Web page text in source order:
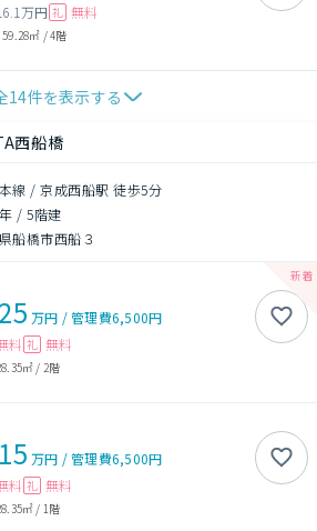
万円 礼 無料
59.28㎡ /4階
14件を表示する
西船橋
線 / 京成西船駅 徒歩5分
/5階建
船橋市西船３
万円 /管理費6,500円
料 礼 無料
㎡ / 2階
万円 /管理費6,500円
料 礼 無料
㎡ / 1階